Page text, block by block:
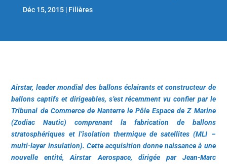
Déc 15, 2015 Filières
Airstar, leader mondial des ballons éclairants et constructeur de
ballons captifs et dirigeables, s’est récemment vu confier par le
Tribunal de Commerce de Nanterre le Pôle Espace de Z Marine
(Zodiac Nautic) comprenant la fabrication de ballons
stratosphériques et l’isolation thermique de satellites (MLI –
multi-layer insulation). Cette acquisition donne naissance à une
nouvelle entité, Airstar Aerospace, dirigée par Jean-Marc